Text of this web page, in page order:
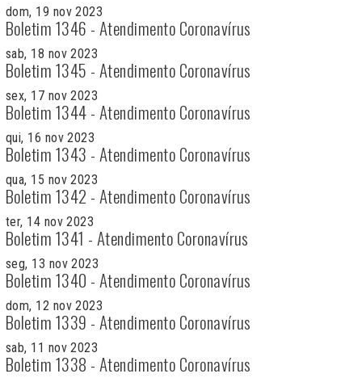
dom, 19 nov 2023
Boletim 1346 - Atendimento Coronavírus
sab, 18 nov 2023
Boletim 1345 - Atendimento Coronavírus
sex, 17 nov 2023
Boletim 1344 - Atendimento Coronavírus
qui, 16 nov 2023
Boletim 1343 - Atendimento Coronavírus
qua, 15 nov 2023
Boletim 1342 - Atendimento Coronavírus
ter, 14 nov 2023
Boletim 1341 - Atendimento Coronavírus
seg, 13 nov 2023
Boletim 1340 - Atendimento Coronavírus
dom, 12 nov 2023
Boletim 1339 - Atendimento Coronavírus
sab, 11 nov 2023
Boletim 1338 - Atendimento Coronavírus